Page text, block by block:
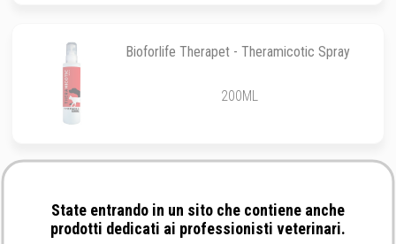
Bioforlife Therapet - Theramicotic Spray
200ML
200ML
State entrando in un sito che contiene anche
prodotti dedicati ai professionisti veterinari.